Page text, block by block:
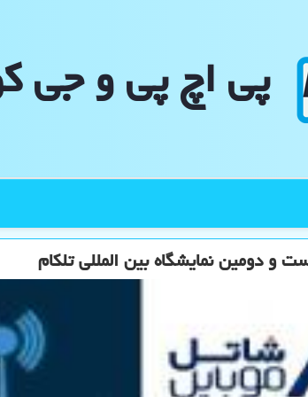
پی اچ پی و جی
و دومین نمایشگاه بین المللی تلکام